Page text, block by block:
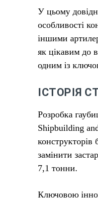
У цьому
особливості
іншими
як цікавим до
одним із
ІСТОРІЯ
Розробка
Shipbuilding
конструкторів
замінити
7,1 тонни.
Ключовою